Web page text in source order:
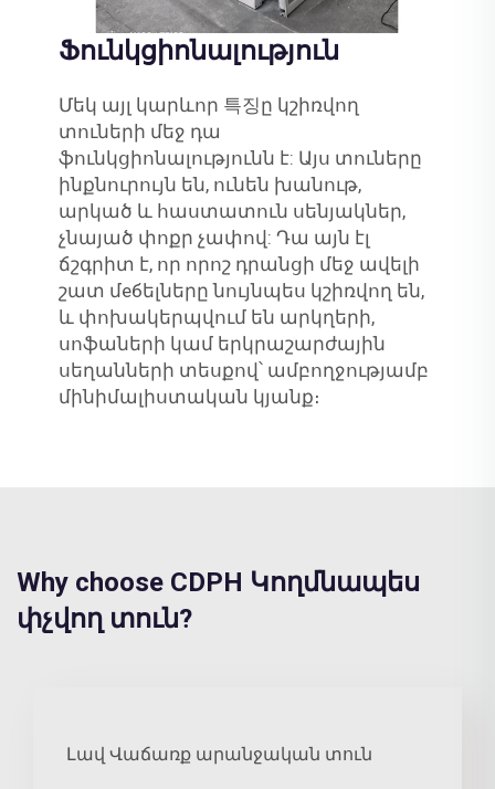
Ֆունկցիոնալություն
Մեկ այլ կարևոր 특징ը կշիռվող
տուների մեջ դա
ֆունկցիոնալությունն է: Այս տուները
ինքնուրույն են, ունեն խանութ,
արկած և հաստատուն սենյակներ,
չնայած փոքր չափով: Դա այն էլ
ճշգրիտ է, որ որոշ դրանցի մեջ ավելի
շատ մебելները նույնպես կշիռվող են,
և փոխակերպվում են արկղերի,
սոֆաների կամ երկրաշարժային
սեղանների տեսքով՝ ամբողջությամբ
մինիմալիստական կյանք։
Why choose CDPH Կողմնապես
փչվող տուն?
Լավ Վաճառք արանջական տուն